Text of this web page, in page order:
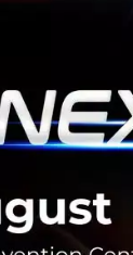
ม่ลังเล และมั
ว หรือไม่อยาก
น แต่มันคือ“อาวุ
ขึ้นทุกวัน